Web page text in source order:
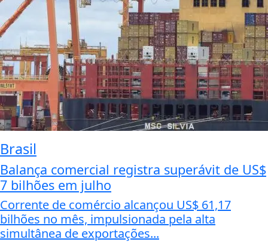
Brasil
Balança comercial registra superávit de US$
7 bilhões em julho
Corrente de comércio alcançou US$ 61,17
bilhões no mês, impulsionada pela alta
simultânea de exportações...